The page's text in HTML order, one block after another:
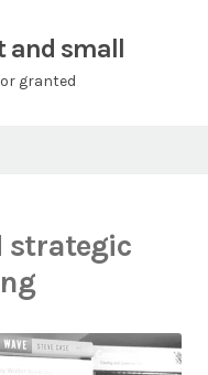
and small
granted
strategic